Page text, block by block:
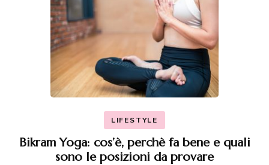
LIFESTYLE
Bikram Yoga: cos’è, perchè fa bene e quali
sono le posizioni da provare